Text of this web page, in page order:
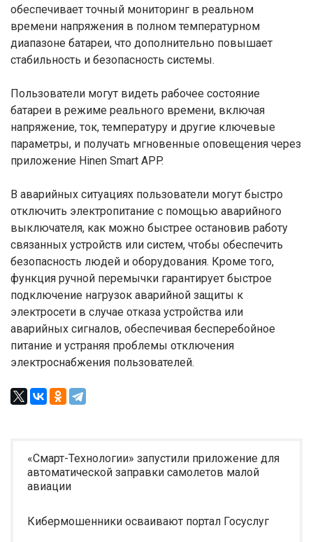
обеспечивает точный мониторинг в реальном
времени напряжения в полном температурном
диапазоне батареи, что дополнительно повышает
стабильность и безопасность системы.
Пользователи могут видеть рабочее состояние
батареи в режиме реального времени, включая
напряжение, ток, температуру и другие ключевые
параметры, и получать мгновенные оповещения через
приложение Hinen Smart APP.
В аварийных ситуациях пользователи могут быстро
отключить электропитание с помощью аварийного
выключателя, как можно быстрее остановив работу
связанных устройств или систем, чтобы обеспечить
безопасность людей и оборудования. Кроме того,
функция ручной перемычки гарантирует быстрое
подключение нагрузок аварийной защиты к
электросети в случае отказа устройства или
аварийных сигналов, обеспечивая бесперебойное
питание и устраняя проблемы отключения
электроснабжения пользователей.
«Смарт-Технологии» запустили приложение для
автоматической заправки самолетов малой
авиации
Кибермошенники осваивают портал Госуслуг